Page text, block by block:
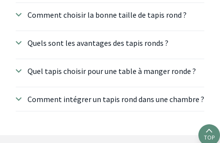
Comment choisir la bonne taille de tapis rond ?
Quels sont les avantages des tapis ronds ?
Quel tapis choisir pour une table à manger ronde ?
Comment intégrer un tapis rond dans une chambre ?
TOP